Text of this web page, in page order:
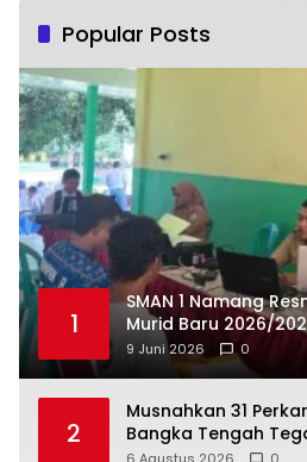
Popular Posts
1
SMAN 1 Namang
Murid Baru 2026/
9 Juni 2026 0
2
Musnahkan 31
Bangka Tengah
Berantas Kejahatan